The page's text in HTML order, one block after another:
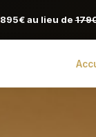
895€ au lieu de